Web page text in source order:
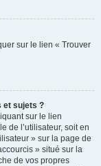
sur le lien « Trouver
et sujets ?
sur le lien
de l’utilisateur, soit en
» sur la page de
» situé sur la
de vos propres